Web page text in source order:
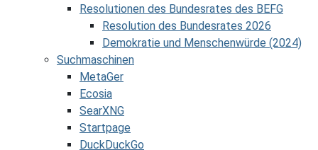
Resolutionen des Bundesrates des BEFG
Resolution des Bundesrates 2026
Demokratie und Menschenwürde (2024)
Suchmaschinen
MetaGer
Ecosia
SearXNG
Startpage
DuckDuckGo